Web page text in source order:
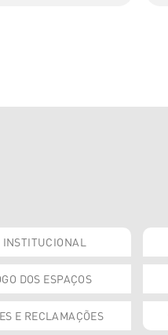
DOS ESPAÇOS
E RECLAMAÇÕES